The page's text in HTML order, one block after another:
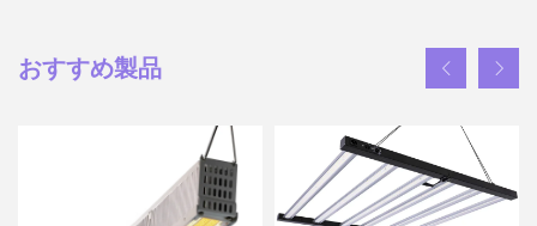
おすすめ製品